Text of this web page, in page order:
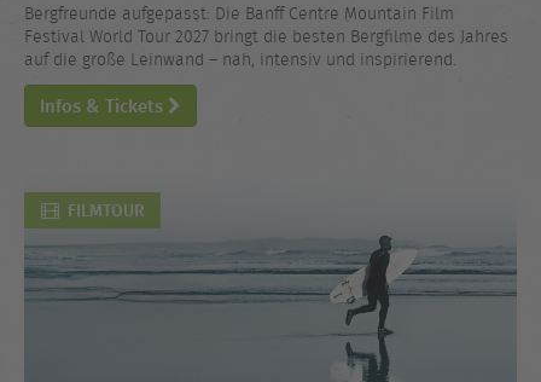
Bergfreunde aufgepasst: Die Banff Centre Mountain Film
Festival World Tour 2027 bringt die besten Bergfilme des Jahres
auf die große Leinwand – nah, intensiv und inspirierend.
Infos & Tickets
FILMTOUR